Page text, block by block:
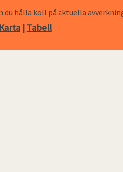
du hålla koll på aktuella
Karta| Tabell